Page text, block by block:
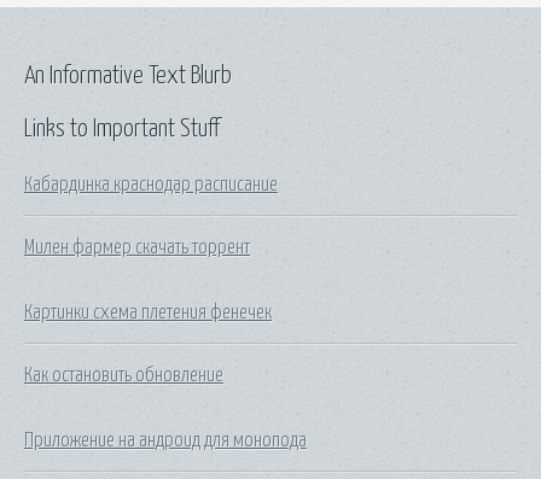
Links to Important Stuff
Кабардинка краснодар расписание
Милен фармер скачать торрент
Картинки схема плетения фенечек
Как остановить обновление
Приложение на андроид для монопода
An Informative Text Blurb